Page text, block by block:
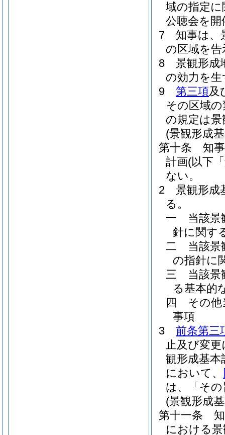
域の指定
公聴会を
7
知事は、
の区域を
8
景観形成
の効力を
9
第三項及
その区域
の規定は
(景観形成
第十条
知
計画(以下
ない。
2
景観形成
る。
一
当該
針に関す
二
当該
の指針に
三
当該
る基本的
四
その
事項
3
前条第三
止及び変
観形成基
において、
は、「そ
(景観形成
第十一条
における